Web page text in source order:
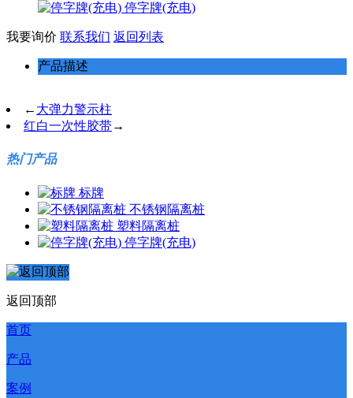
停字牌(充电)
我要询价 联系我们 返回列表
产品描述
← 大弹力警示柱
红白一次性胶带→
热门产品
标牌
不锈钢隔离桩
塑料隔离桩
停字牌(充电)
返回顶部
首页
产品
案例